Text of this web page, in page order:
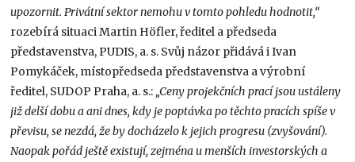
upozornit. Privátní sektor nemohu v tomto pohledu hodnotit,“
rozebírá situaci Martin Höfler, ředitel a předseda
představenstva, PUDIS, a. s. Svůj názor přidává i Ivan
Pomykáček, místopředseda představenstva a výrobní
ředitel, SUDOP Praha, a. s.: „Ceny projekčních prací jsou ustáleny
již delší dobu a ani dnes, kdy je poptávka po těchto pracích spíše v
převisu, se nezdá, že by docházelo k jejich progresu (zvyšování).
Naopak pořád ještě existují, zejména u menších investorských a